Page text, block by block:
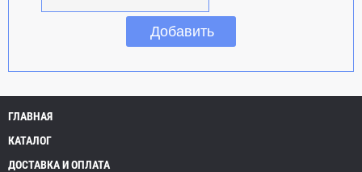
ГЛАВНАЯ
КАТАЛОГ
ДОСТАВКА И ОПЛАТА